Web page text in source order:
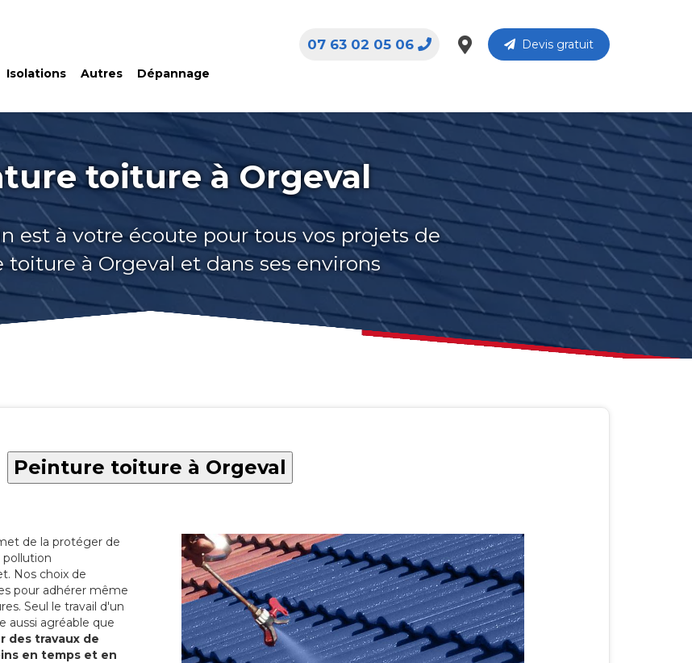
Isolations Autres Dépannage
Devis gratuit
07 63 02 05 06
toiture à Orgeval
est à votre écoute pour tous vos projets de
à Orgeval et dans ses environs
Peinture toiture à Orgeval
de la protéger de
pollution
Nos choix de
pour adhérer même
Seul le travail d'un
aussi agréable que
des travaux de
en temps et en